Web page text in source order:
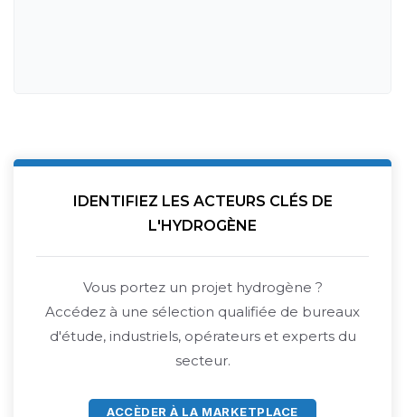
IDENTIFIEZ LES ACTEURS CLÉS DE
L'HYDROGÈNE
Vous portez un projet hydrogène ?
Accédez à une sélection qualifiée de bureaux
d'étude, industriels, opérateurs et experts du
secteur.
ACCÈDER À LA MARKETPLACE